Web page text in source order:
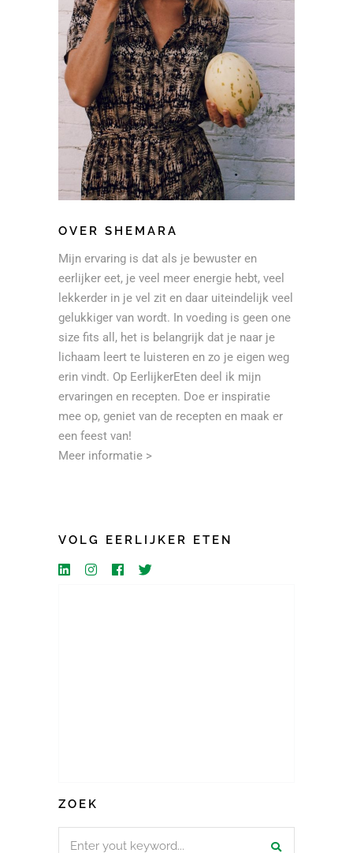
OVER SHEMARA
Mijn ervaring is dat als je bewuster en
eerlijker eet, je veel meer energie hebt, veel
lekkerder in je vel zit en daar uiteindelijk veel
gelukkiger van wordt. In voeding is geen one
size fits all, het is belangrijk dat je naar je
lichaam leert te luisteren en zo je eigen weg
erin vindt. Op EerlijkerEten deel ik mijn
ervaringen en recepten. Doe er inspiratie
mee op, geniet van de recepten en maak er
een feest van!
Meer informatie >
VOLG EERLIJKER ETEN
ZOEK